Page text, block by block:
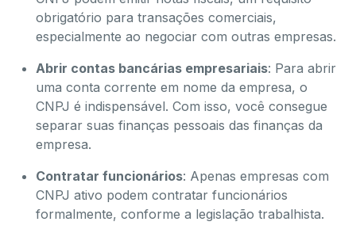
obrigatório para transações comerciais,
especialmente ao negociar com outras empresas.
Abrir contas bancárias empresariais: Para abrir
uma conta corrente em nome da empresa, o
CNPJ é indispensável. Com isso, você consegue
separar suas finanças pessoais das finanças da
empresa.
Contratar funcionários: Apenas empresas com
CNPJ ativo podem contratar funcionários
formalmente, conforme a legislação trabalhista.